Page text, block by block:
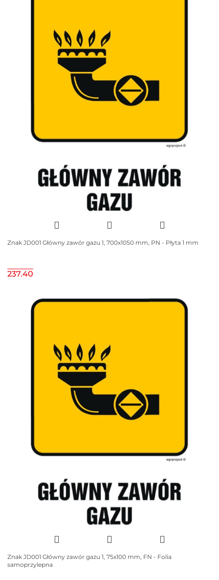
Znak JD001 Główny zawór gazu 1, 700x1050 mm, PN - Płyta 1 mm
237.40
Znak JD001 Główny zawór gazu 1, 75x100 mm, FN - Folia
samoprzylepna